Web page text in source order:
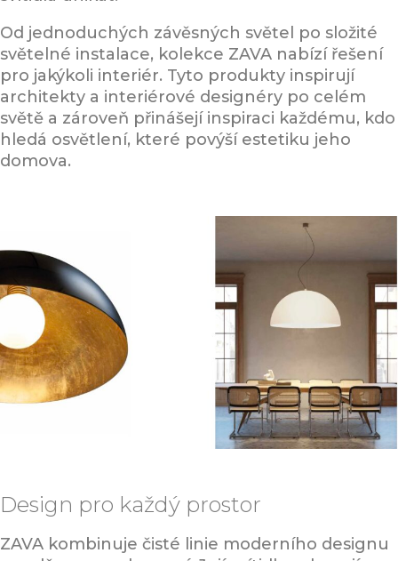
Od jednoduchých závěsných světel po složité
světelné instalace, kolekce ZAVA nabízí řešení
pro jakýkoli interiér. Tyto produkty inspirují
architekty a interiérové designéry po celém
světě a zároveň přinášejí inspiraci každému, kdo
hledá osvětlení, které povýší estetiku jeho
domova.
Design pro každý prostor
ZAVA kombinuje čisté linie moderního designu